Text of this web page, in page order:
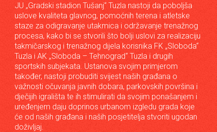
JU „Gradski stadion Tušanj“ Tuzla nastoji da poboljša
uslove kvaliteta glavnog, pomoćnih terena i atletske
staze za odigravanje utakmica i održavanje trenažnog
procesa, kako bi se stvorili što bolji uslovi za realizaciju
takmičarskog i trenažnog dijela korisnika FK „Sloboda“
Tuzla i AK „Sloboda – Tehnograd“ Tuzla i drugih
sportskih subjekata. Ustanova svojim primjerom
također, nastoji probuditi svijest naših građana o
važnosti očuvanja javnih dobara, parkovskih površina i
dječijih igrališta te ih stimulirati da svojim ponašanjem i
uređenjem daju doprinos urbanom izgledu grada koje
će od naših građana i naših posjetitelja stvoriti ugodan
doživljaj.